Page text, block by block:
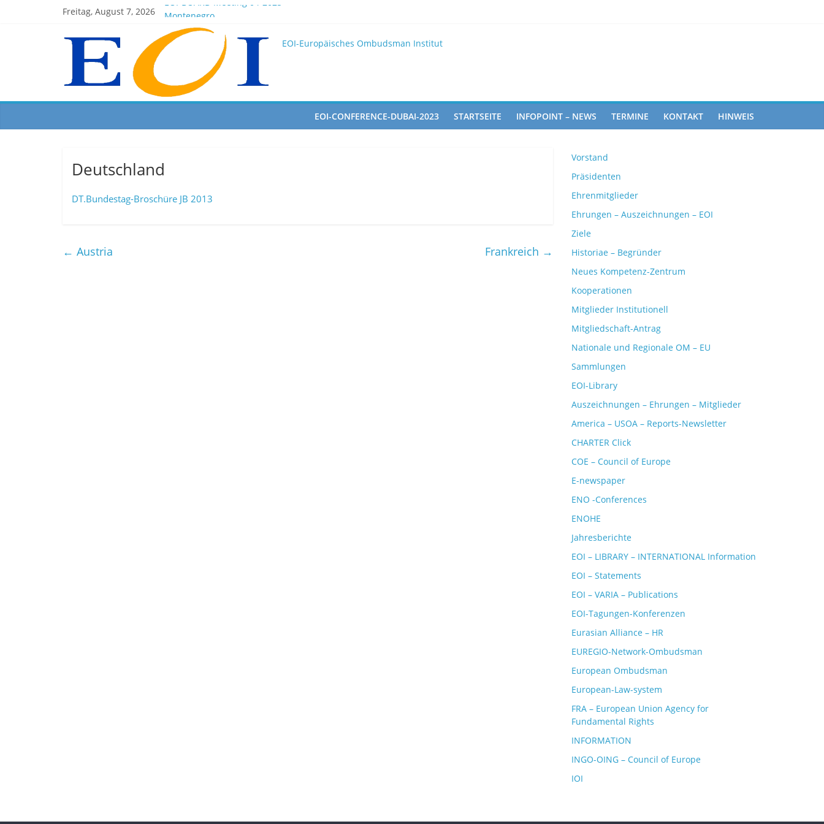
Freitag, August 7, 2026
EOI-BOARD Meeting 04-2025
Montenegro
News for members of the EOI
EOI – General ASSEMBLY 2025 10 28
President Milkov participated in the Doha Conference on Artificial Intelligence and Human Rights
EOI-Europäisches Ombudsman Institut
HINWEIS
KONTAKT
TERMINE
INFOPOINT – NEWS
STARTSEITE
EOI-CONFERENCE-DUBAI-2023
Deutschland
DT.Bundestag-Broschüre JB 2013
← Austria Frankreich →
Vorstand
Präsidenten
Ehrenmitglieder
Ehrungen – Auszeichnungen – EOI
Ziele
Historiae – Begründer
Neues Kompetenz-Zentrum
Kooperationen
Mitglieder Institutionell
Mitgliedschaft-Antrag
Nationale und Regionale OM – EU
Sammlungen
EOI-Library
Auszeichnungen – Ehrungen – Mitglieder
America – USOA – Reports-Newsletter
CHARTER Click
COE – Council of Europe
E-newspaper
ENO -Conferences
ENOHE
Jahresberichte
EOI – LIBRARY – INTERNATIONAL Information
EOI – Statements
EOI – VARIA – Publications
EOI-Tagungen-Konferenzen
Eurasian Alliance – HR
EUREGIO-Network-Ombudsman
European Ombudsman
European-Law-system
FRA – European Union Agency for
Fundamental Rights
INFORMATION
INGO-OING – Council of Europe
IOI